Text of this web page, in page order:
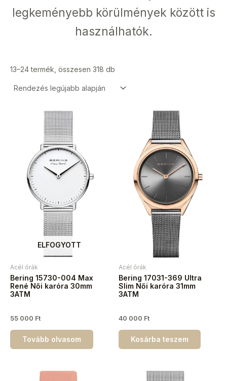
legkeményebb körülmények között is
használhatók.
13–24 termék, összesen 318 db
ELFOGYOTT
Acél órák
Bering 15730-004 Max
René Női karóra 30mm
3ATM
55 000 Ft
Tovább olvasom
Acél órák
Bering 17031-369 Ultra
Slim Női karóra 31mm
3ATM
40 000 Ft
Kosárba teszem